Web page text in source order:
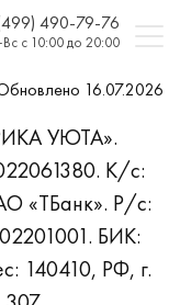
490-79-76
с 10:00 до 20:00
16.07.2026
УЮТА».
К/с:
«ТБанк». Р/с:
БИК:
140410, РФ, г.